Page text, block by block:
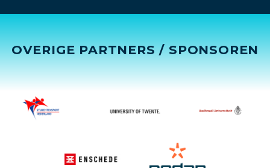
OVERIGE PARTNERS / SPONSOREN